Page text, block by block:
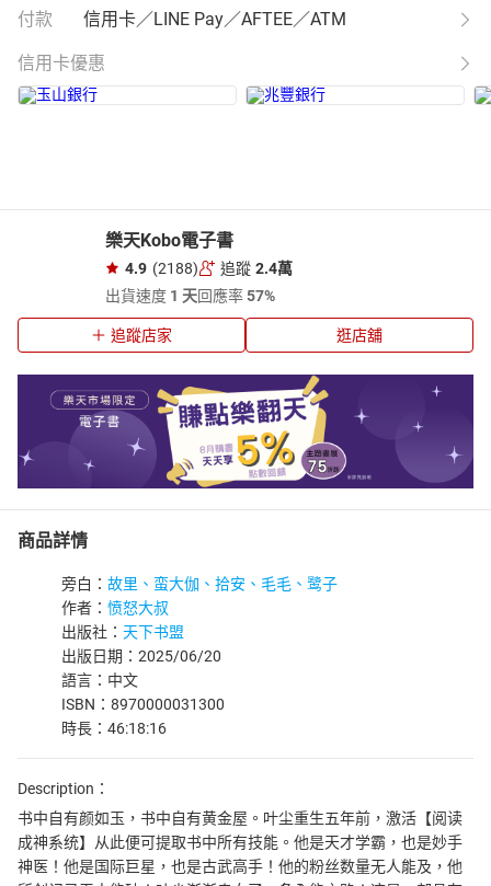
付款 信用卡／LINE Pay／AFTEE／ATM
信用卡優惠
樂天Kobo電子書
4.9 (2188) 追蹤 2.4萬
出貨速度 1 天回應率57%
追蹤店家 逛店舖
商品詳情
旁白： 故里、蛮大伽、拾安、毛毛、鹭子
作者： 愤怒大叔
出版社： 天下书盟
出版日期：2025/06/20
語言：中文
ISBN：8970000031300
時長：46:18:16
Description：
书中自有颜如玉，书中自有黄金屋。叶尘重生五年前，激活【阅读
成神系统】从此便可提取书中所有技能。他是天才学霸，也是妙手
神医！他是国际巨星，也是古武高手！他的粉丝数量无人能及，他